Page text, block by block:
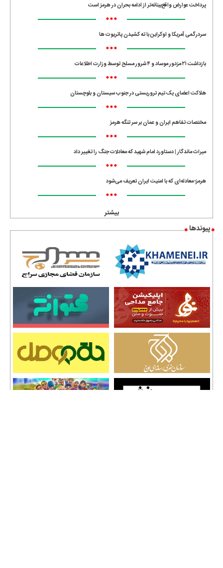
پرداخت عوارض واقع‌بینانه‌تر از ادامه بحران در هرمز است
•••
سردرگمی آمریکا و اوکراین با ته کشیدن پاتریوت ها
•••
بازداشت ۲۱ مزدور موساد و ۴ شرور مسلح توسط وزارت اطلاعات
•••
هلاکت اعضای یک تیم تروریستی در جنوب سیستان و بلوچستان
•••
مختصات تفاهم ایران و عمان بر سر تنگه هرمز
•••
میراث ماندگار | دستاورد امام شهید که معادلات جنگ را تغییر داد
•••
هرمز؛ معادله‌ای که با امنیت ایران تعریف می‌شود
•••
بیشتر
پیوندها